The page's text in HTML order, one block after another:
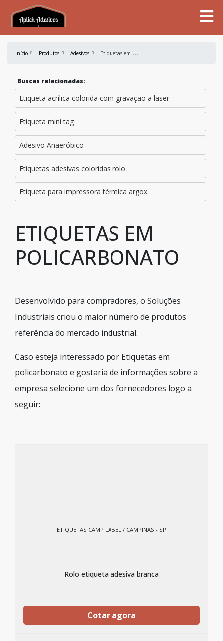
Início Produtos Adesivos E
tiquetas em policarbonato
Buscas relacionadas:
Etiqueta acrílica colorida com gravação a laser
Etiqueta mini tag
Adesivo Anaeróbico
Etiquetas adesivas coloridas rolo
Etiqueta para impressora térmica argox
ETIQUETAS EM
POLICARBONATO
Desenvolvido para compradores, o Soluções
Industriais criou o maior número de produtos
referência do mercado industrial.
Caso esteja interessado por Etiquetas em
policarbonato e gostaria de informações sobre a
empresa selecione um dos fornecedores logo a
seguir:
ETIQUETAS CAMP LABEL / CAMPINAS - SP
Rolo etiqueta adesiva branca
Cotar agora